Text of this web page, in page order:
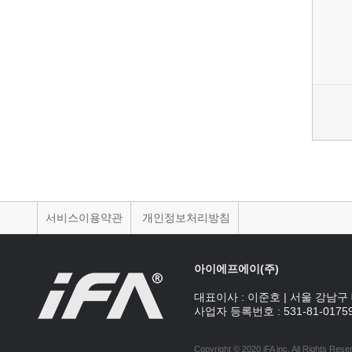
서비스이용약관 개인정보처리방침
아이에프에이(주)
대표이사 : 이준호 | 서울 강남구
사업자 등록번호 : 531-81-
Copyright © 2020 iFA inc . All Rights